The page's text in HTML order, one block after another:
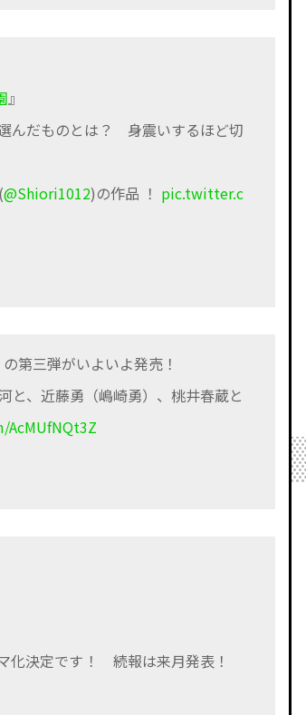
』
んだものとは？ 身震いするほど切
@Shiori1012)の作品 ！ pic.twitter.c
第三弾がいよいよ発売！
と、近藤勇（嶋崎勇）、桃井春蔵と
化決定です！ 続報は来月発表！